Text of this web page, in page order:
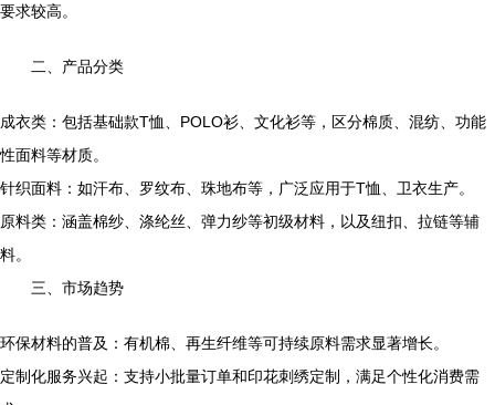
要求较高。
二、产品分类
成衣类：包括基础款T恤、POLO衫、文化衫等，区分棉质、混纺、功能
性面料等材质。
针织面料：如汗布、罗纹布、珠地布等，广泛应用于T恤、卫衣生产。
原料类：涵盖棉纱、涤纶丝、弹力纱等初级材料，以及纽扣、拉链等辅
料。
三、市场趋势
环保材料的普及：有机棉、再生纤维等可持续原料需求显著增长。
定制化服务兴起：支持小批量订单和印花刺绣定制，满足个性化消费需